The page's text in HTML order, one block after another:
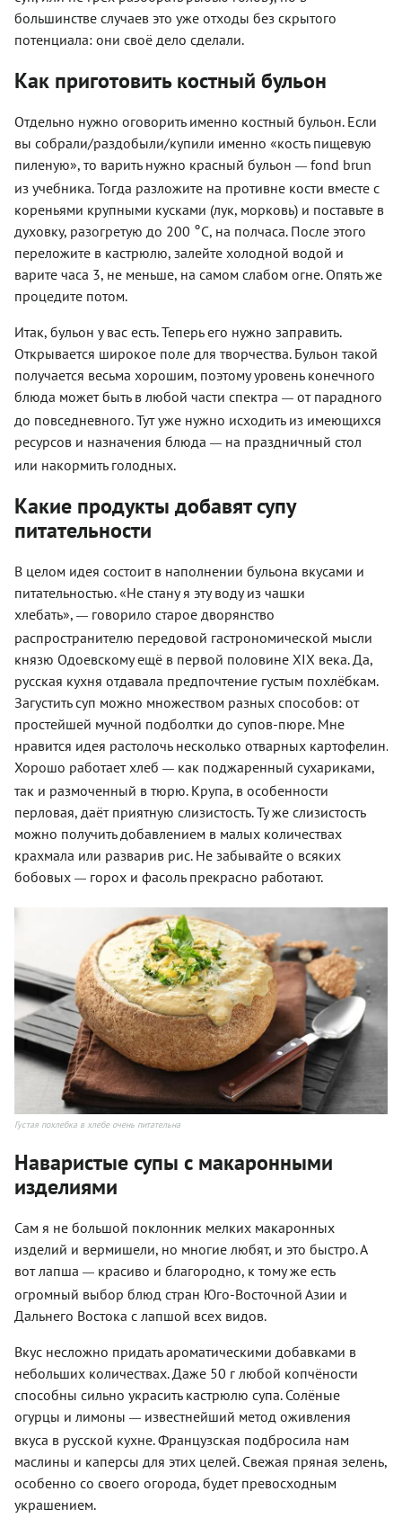
большинстве случаев это уже отходы без скрытого
потенциала: они своё дело сделали.
Как приготовить костный бульон
Отдельно нужно оговорить именно костный бульон. Если
вы собрали/раздобыли/купили именно «кость пищевую
пиленую», то варить нужно красный бульон — fond brun
из учебника. Тогда разложите на противне кости вместе с
кореньями крупными кусками (лук, морковь) и поставьте в
духовку, разогретую до 200 °С, на полчаса. После этого
переложите в кастрюлю, залейте холодной водой и
варите часа 3, не меньше, на самом слабом огне. Опять же
процедите потом.
Итак, бульон у вас есть. Теперь его нужно заправить.
Открывается широкое поле для творчества. Бульон такой
получается весьма хорошим, поэтому уровень конечного
блюда может быть в любой части спектра — от парадного
до повседневного. Тут уже нужно исходить из имеющихся
ресурсов и назначения блюда — на праздничный стол
или накормить голодных.
Какие продукты добавят супу
питательности
В целом идея состоит в наполнении бульона вкусами и
питательностью. «Не стану я эту воду из чашки
хлебать», — говорило старое дворянство
распространителю передовой гастрономической мысли
князю Одоевскому ещё в первой половине XIX века. Да,
русская кухня отдавала предпочтение густым похлёбкам.
Загустить суп можно множеством разных способов: от
простейшей мучной подболтки до супов-пюре. Мне
нравится идея растолочь несколько отварных картофелин.
Хорошо работает хлеб — как поджаренный сухариками,
так и размоченный в тюрю. Крупа, в особенности
перловая, даёт приятную слизистость. Ту же слизистость
можно получить добавлением в малых количествах
крахмала или разварив рис. Не забывайте о всяких
бобовых — горох и фасоль прекрасно работают.
Густая похлебка в хлебе очень питательна
Наваристые супы с макаронными
изделиями
Сам я не большой поклонник мелких макаронных
изделий и вермишели, но многие любят, и это быстро. А
вот лапша — красиво и благородно, к тому же есть
огромный выбор блюд стран Юго-Восточной Азии и
Дальнего Востока с лапшой всех видов.
Вкус несложно придать ароматическими добавками в
небольших количествах. Даже 50 г любой копчёности
способны сильно украсить кастрюлю супа. Солёные
огурцы и лимоны — известнейший метод оживления
вкуса в русской кухне. Французская подбросила нам
маслины и каперсы для этих целей. Свежая пряная зелень,
особенно со своего огорода, будет превосходным
украшением.